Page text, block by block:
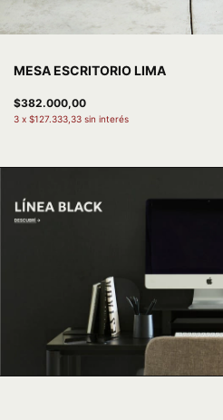
MESA ESCRITORIO LIMA
$382.000,00
3 x $127.333,33 sin interés